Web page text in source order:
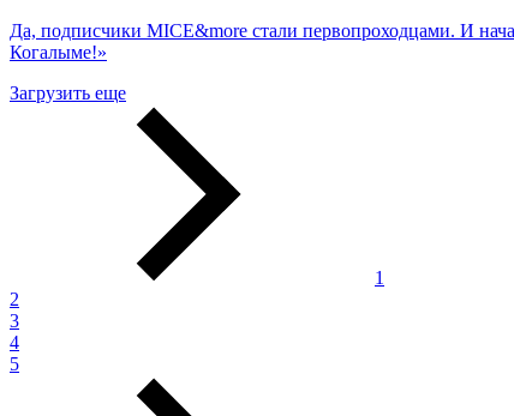
Да, подписчики MICE&more стали первопроходцами. И
Когалыме!»
Загрузить еще
1
2
3
4
5